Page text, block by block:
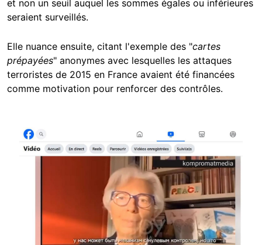
et non un seuil auquel les sommes égales ou inférieures
seraient surveillés.
Elle nuance ensuite, citant l'exemple des "cartes
prépayées" anonymes avec lesquelles les attaques
terroristes de 2015 en France avaient été financées
comme motivation pour renforcer des contrôles.
Image